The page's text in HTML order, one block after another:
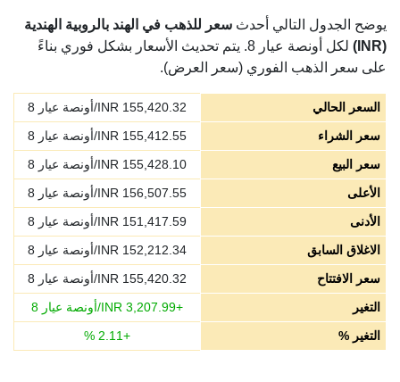
يوضح الجدول التالي أحدث سعر للذهب في الهند بالروبية الهندية
(INR)
لكل أونصة عيار 8. يتم تحديث الأسعار بشكل فوري بناءً
على سعر الذهب الفوري (سعر العرض).
السعر الحالي 155,420.32
سعر الشراء
155,412.55
سعر البيع
155,428.10
الأعلى
156,507.55
الأدنى
151,417.59
الاغلاق السابق
152,212.34
سعر الافتتاح
155,420.32
التغير
+
3,207.99
التغير %
+
2.11
%